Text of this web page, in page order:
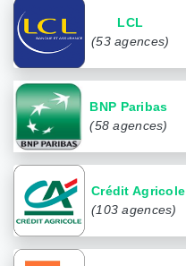
LCL
(53 agences)
BNP Paribas
(58 agences)
Crédit Agricole
(103 agences)